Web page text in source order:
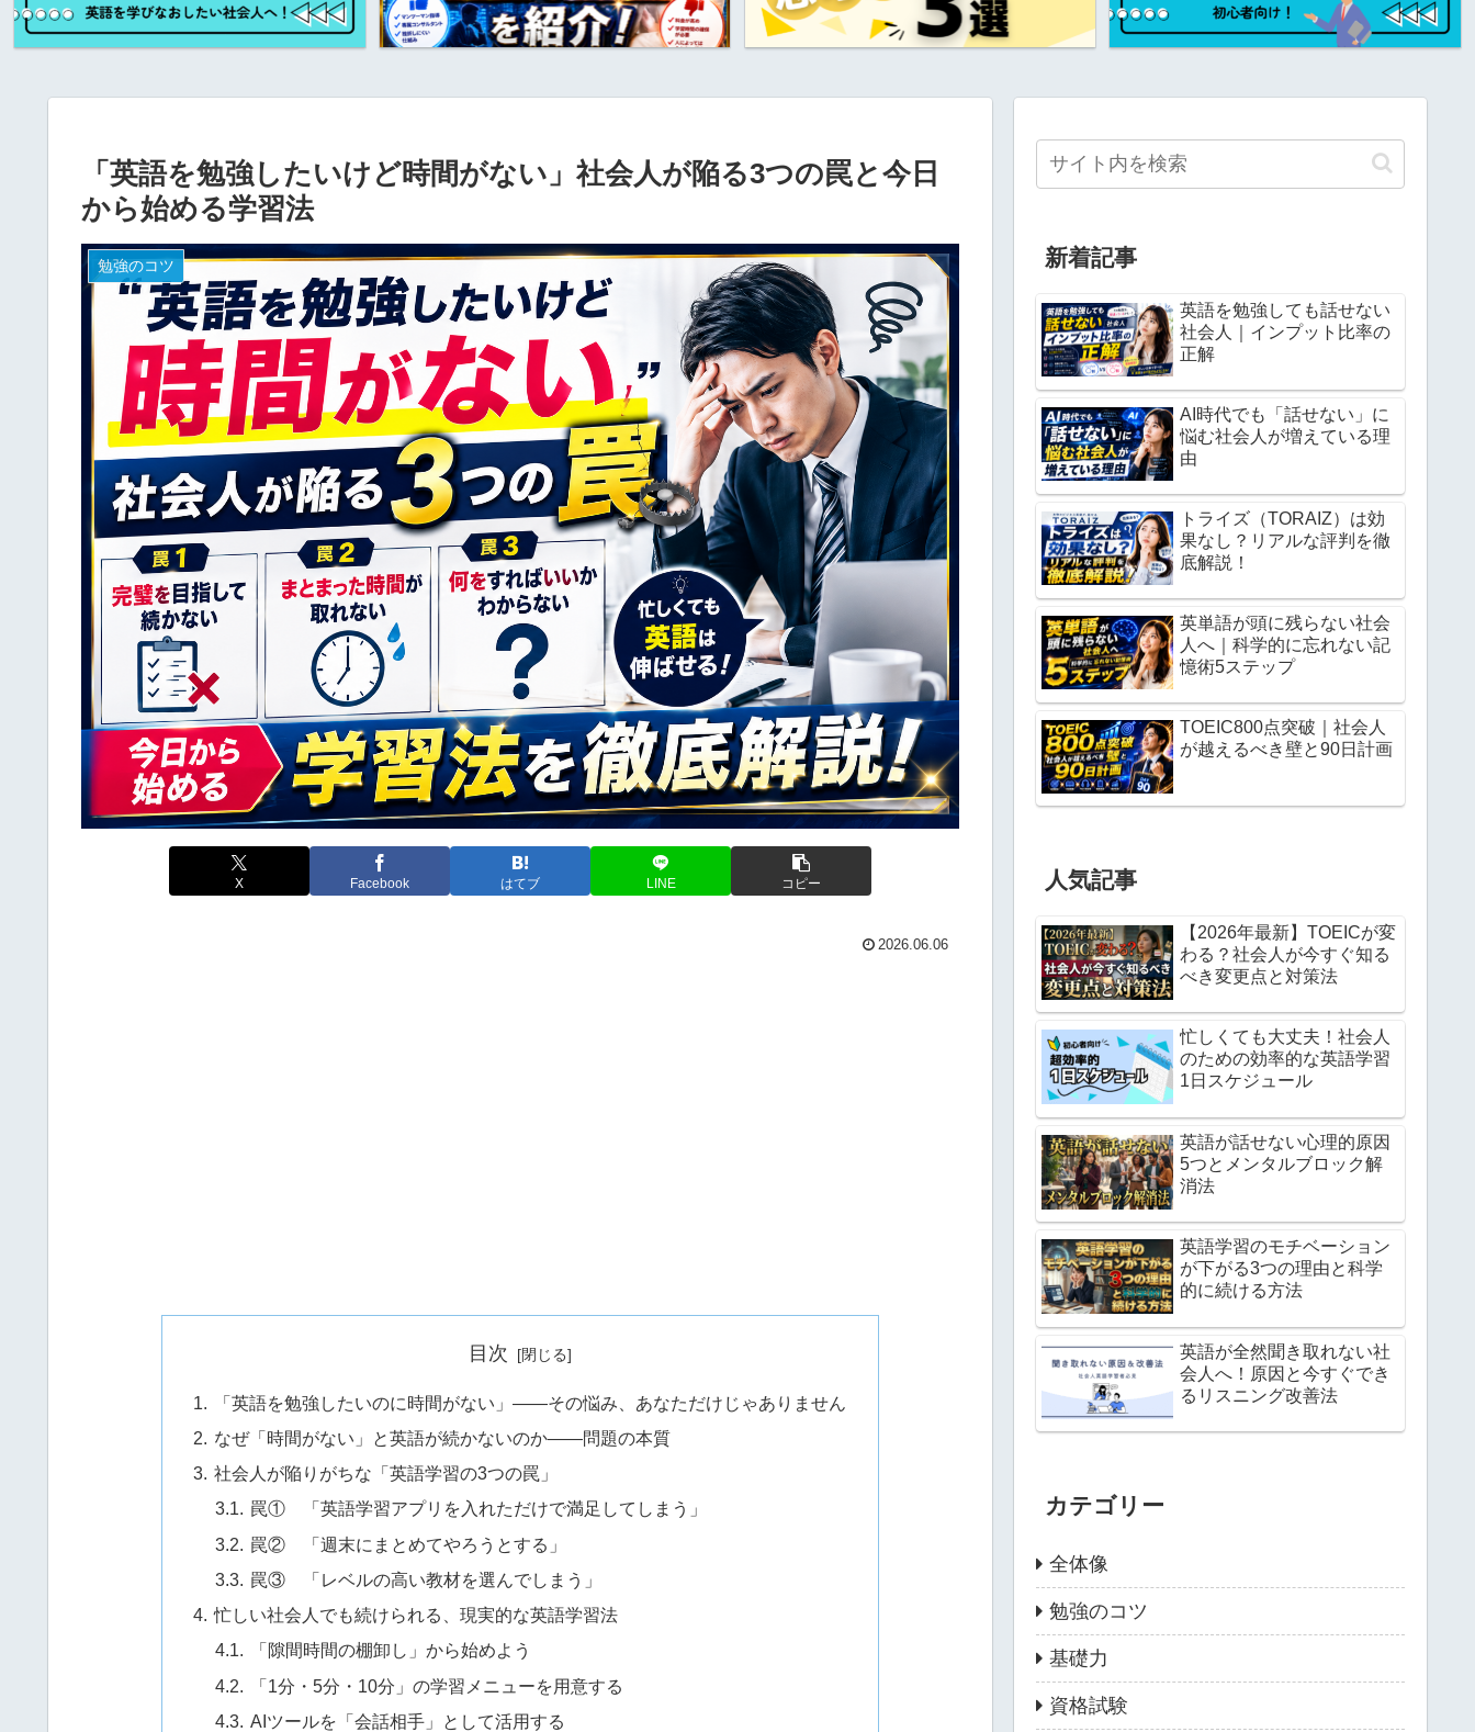
「英語を勉強したいけど時間がない」社会人が陥る3つの罠と今日
から始める学習法
勉強のコツ
X Facebook はてブ LINE コピー
2026.06.06
目次
「英語を勉強したいのに時間がない」——その悩み、あなただけじゃありません
なぜ「時間がない」と英語が続かないのか——問題の本質
社会人が陥りがちな「英語学習の3つの罠」
罠① 「英語学習アプリを入れただけで満足してしまう」
罠② 「週末にまとめてやろうとする」
罠③ 「レベルの高い教材を選んでしまう」
忙しい社会人でも続けられる、現実的な英語学習法
「隙間時間の棚卸し」から始めよう
「1分・5分・10分」の学習メニューを用意する
AIツールを「会話相手」として活用する
新着記事
英語を勉強しても話せない
社会人｜インプット比率の
正解
AI時代でも「話せない」に
悩む社会人が増えている理
由
トライズ（TORAIZ）は効
果なし？リアルな評判を徹
底解説！
英単語が頭に残らない社会
人へ｜科学的に忘れない記
憶術5ステップ
TOEIC800点突破｜社会人
が越えるべき壁と90日計画
人気記事
【2026年最新】TOEICが変
わる？社会人が今すぐ知る
べき変更点と対策法
忙しくても大丈夫！社会人
のための効率的な英語学習
1日スケジュール
英語が話せない心理的原因
5つとメンタルブロック解
消法
英語学習のモチベーション
が下がる3つの理由と科学
的に続ける方法
英語が全然聞き取れない社
会人へ！原因と今すぐでき
るリスニング改善法
カテゴリー
全体像
勉強のコツ
基礎力
資格試験